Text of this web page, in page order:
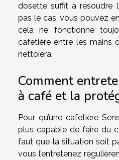
dosette suffit à résoudre
pas le cas, vous pouvez
cela ne fonctionne
cafetière entre les mains
nettoiera.
Comment
à café et la
Pour qu’une cafetière
plus capable de faire du
faut que la situation soit
vous l’entretenez